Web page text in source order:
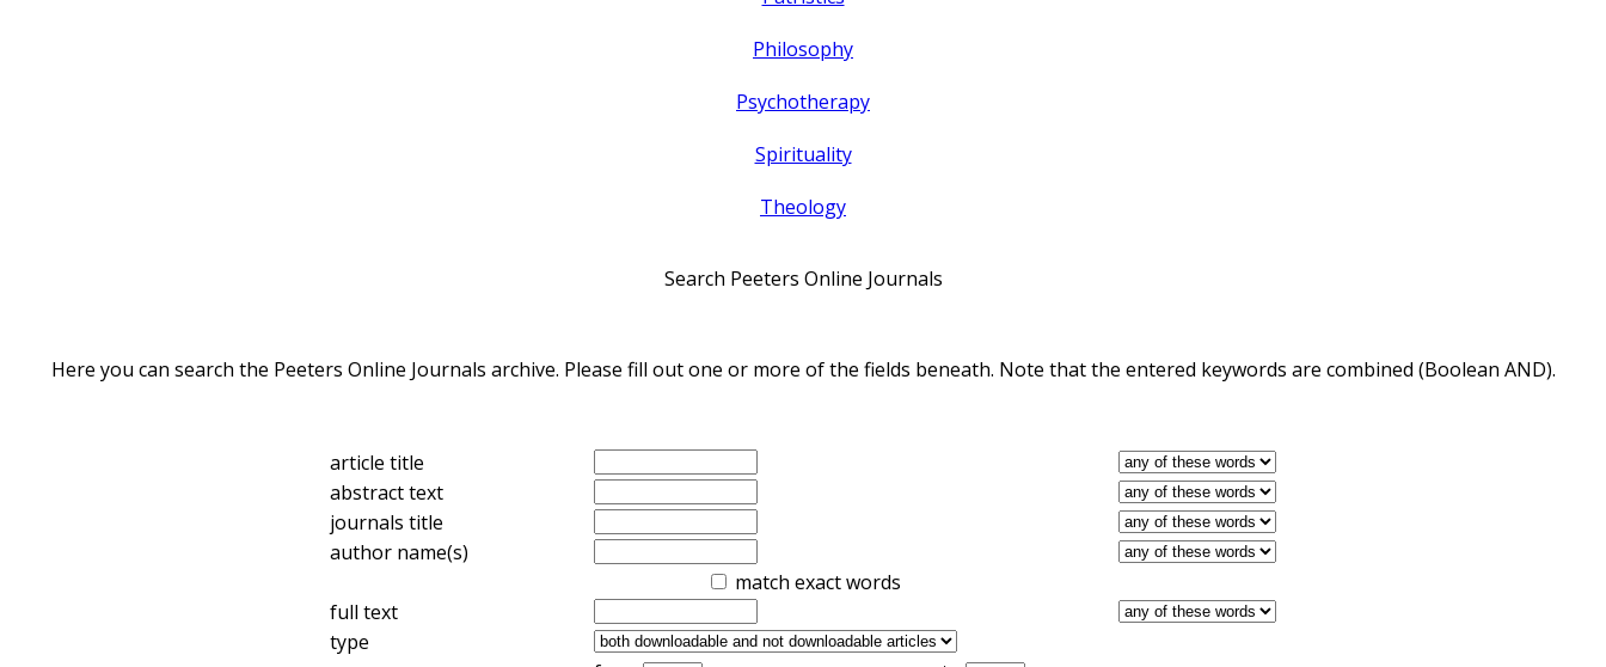
Philosophy
Psychotherapy
Spirituality
Theology
Search Peeters Online Journals
Here you can search the Peeters Online Journals archive. Please fill out one or more of the fields beneath. Note that the entered keywords are combined (Boolean AND).
article title
abstract text
journals title
author name(s)
match exact words
full text
type